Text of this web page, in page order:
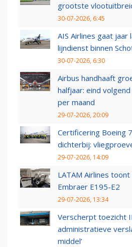
grootste
30-07-2026, 6:45
AIS Airlines gaat
lijndienst binnen
30-07-2026, 6:30
Airbus handhaaft
halfjaar: eind
per maand
29-07-2026, 20:09
Certificering Boeing
dichterbij:
29-07-2026, 14:09
LATAM Airlines
Embraer E195-E2
29-07-2026, 13:34
Verscherpt toezicht
administratieve
middel’